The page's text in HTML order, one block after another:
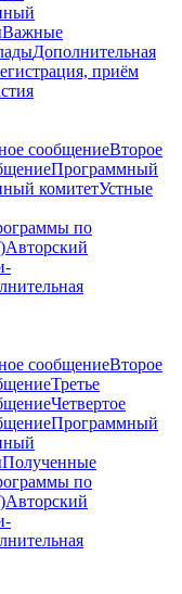
Важные
Дополнительная
приём
сообщениеВторое
Программный
комитетУстные
по
Авторский
сообщениеВторое
Третье
Четвертое
Программный
Полученные
по
Авторский